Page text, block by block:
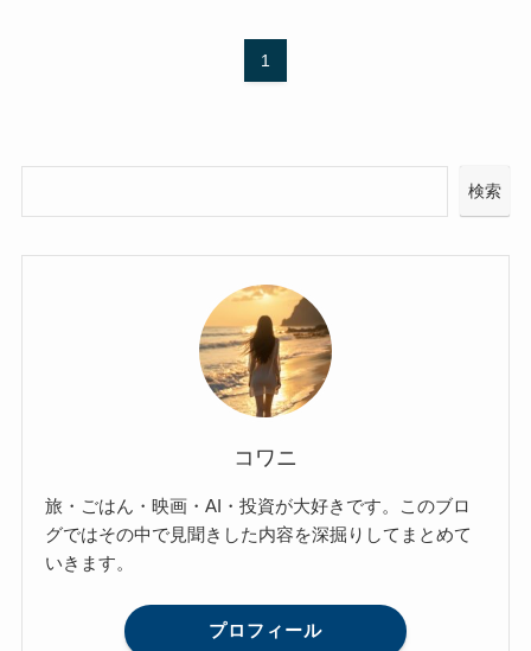
1
検索
コワニ
旅・ごはん・映画・AI・投資が大好きです。このブロ
グではその中で見聞きした内容を深掘りしてまとめて
いきます。
プロフィール